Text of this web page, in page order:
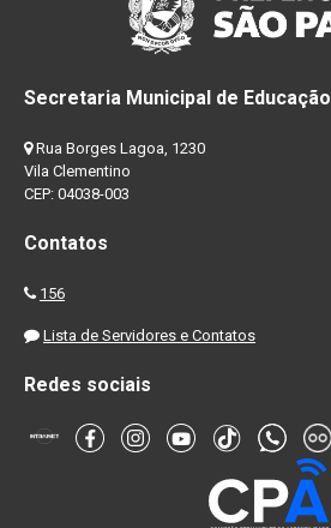
Secretaria Municipal de Educação
Rua Borges Lagoa, 1230
Vila Clementino
CEP: 04038-003
Contatos
156
Lista de Servidores e Contatos
Redes sociais